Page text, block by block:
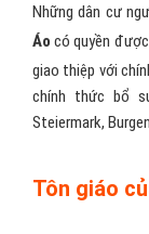
Những dân cư
Áo có quyền
giao thiệp với
chính thức bổ
Steiermark,
Tôn giáo